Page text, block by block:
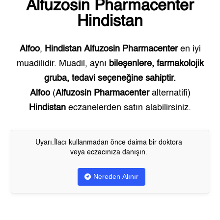
Alfuzosin Pharmacenter
Hindistan
Alfoo, Hindistan Alfuzosin Pharmacenteren iyi
muadilidir. Muadil, aynı bileşenlere, farmakolojik
gruba, tedavi seçeneğine sahiptir.
Alfoo(Alfuzosin Pharmacenteralternatifi)
Hindistan eczanelerden satın alabilirsiniz.
Uyarı.İlacı kullanmadan önce daima bir doktora
veya eczacınıza danışın.
Nereden Alınır